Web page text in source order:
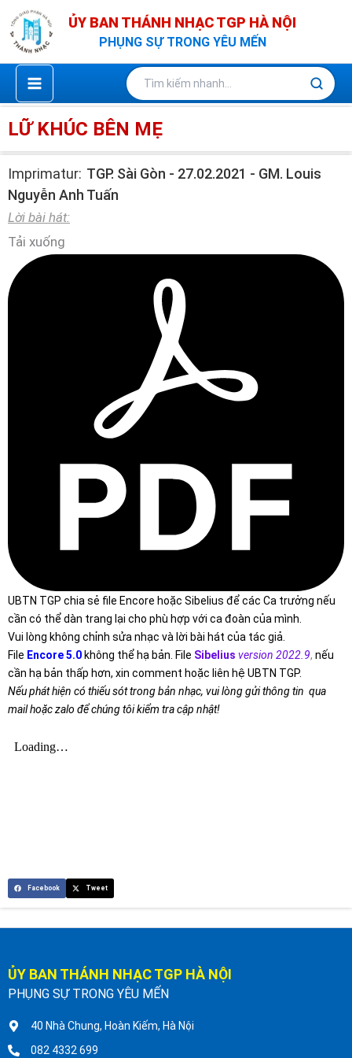
Nhảy
tới
nội
dung
ỦY BAN THÁNH NHẠC TGP HÀ NỘI
PHỤNG SỰ TRONG YÊU MẾN
LỮ KHÚC BÊN MẸ
Imprimatur: TGP. Sài Gòn - 27.02.2021 - GM. Louis
Nguyễn Anh Tuấn
Lời bài hát:
Tải xuống
UBTN TGP chia sẻ file Encore hoặc Sibelius để các Ca trưởng nếu
cần có thể dàn trang lại cho phù hợp với ca đoàn của mình.
Vui lòng không chỉnh sửa nhạc và lời bài hát của tác giả.
File Encore 5.0 không thể hạ bản. File Sibelius version 2022.9, nếu
cần hạ bản thấp hơn, xin comment hoặc liên hệ UBTN TGP.
Nếu phát hiện có thiếu sót trong bản nhạc, vui lòng gửi thông tin qua
mail hoặc zalo để chúng tôi kiểm tra cập nhật!
Facebook Tweet
ỦY BAN THÁNH NHẠC TGP HÀ NỘI
PHỤNG SỰ TRONG YÊU MẾN
40 Nhà Chung, Hoàn Kiếm, Hà Nội
082 4332 699